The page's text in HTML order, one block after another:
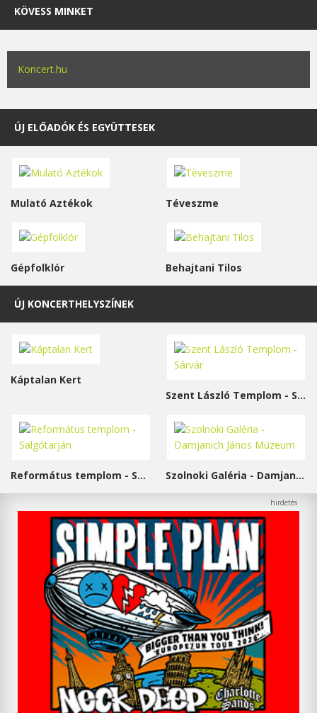
KÖVESS MINKET
Koncert.hu
ÚJ ELŐADÓK ÉS EGYÜTTESEK
Mulató Aztékok Téveszme
Gépfolklór Behajtani Tilos
ÚJ KONCERTHELYSZÍNEK
Káptalan Kert
Szent László Templom - Sárvár
Református templom - Salgótarján Szolnoki Galéria - Damjanich János Múzeum